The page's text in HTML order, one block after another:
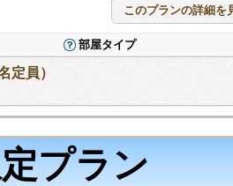
部屋タイプ
定員）
プラン